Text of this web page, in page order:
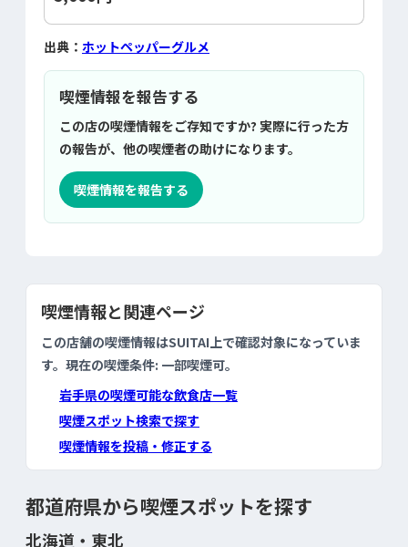
出典： ホットペッパーグルメ
喫煙情報を報告する
この店の喫煙情報をご存知ですか? 実際に行った方
の報告が、他の喫煙者の助けになります。
喫煙情報を報告する
喫煙情報と関連ページ
この店舗の喫煙情報はSUITAI上で確認対象になっていま
す。現在の喫煙条件: 一部喫煙可。
岩手県の喫煙可能な飲食店一覧
喫煙スポット検索で探す
喫煙情報を投稿・修正する
都道府県から喫煙スポットを探す
北海道・東北